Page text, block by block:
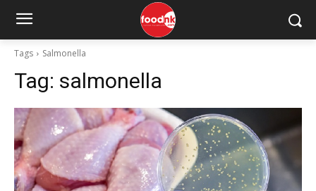
Tags Salmonella
Tag: salmonella